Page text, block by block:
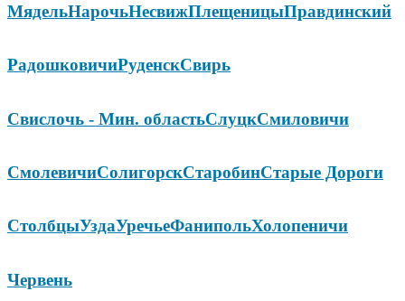
МядельНарочьНесвижПлещеницыПравдинский
РадошковичиРуденскСвирь
Свислочь - Мин. областьСлуцкСмиловичи
СмолевичиСолигорскСтаробинСтарые Дороги
СтолбцыУздаУречьеФанипольХолопеничи
Червень